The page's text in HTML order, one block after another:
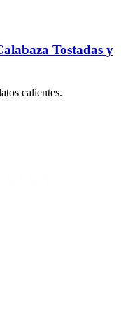
Tostadas y
calientes.